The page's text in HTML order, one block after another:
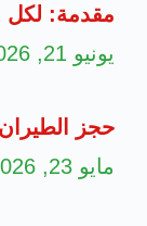
مقدمة: لكل
يونيو 21, 2026
حجز
مايو 23, 2026